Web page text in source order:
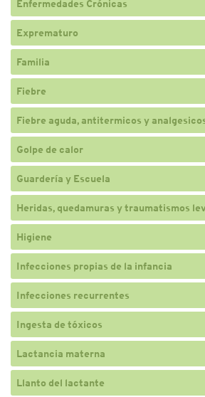
Enfermedades Crónicas
Exprematuro
Familia
Fiebre
Fiebre aguda, antitermicos y
Golpe de calor
Guardería y Escuela
Heridas, quedamuras y traumatismos
Higiene
Infecciones propias de la infancia
Infecciones recurrentes
Ingesta de tóxicos
Lactancia materna
Llanto del lactante